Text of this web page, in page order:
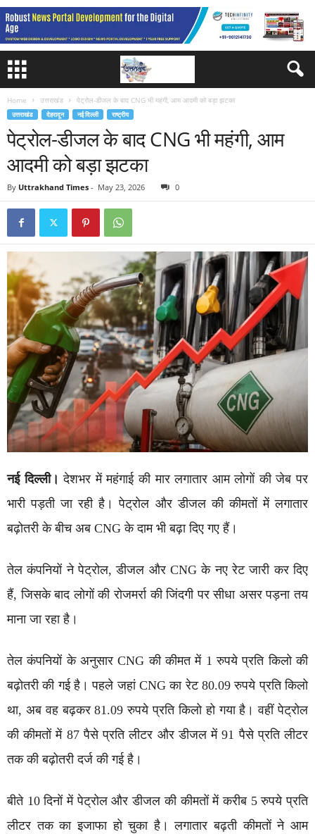
Home उत्तराखंड पेट्रोल-डीजल के बाद CNG भी महंगी, आम आदमी को बड़ा झटका
उत्तराखंड देहरादून नई दिल्ली राष्ट्रीय
पेट्रोल-डीजल के बाद CNG भी महंगी, आम
आदमी को बड़ा झटका
By Uttrakhand Times - May 23, 2026 0
नई दिल्ली। देशभर में महंगाई की मार लगातार आम लोगों की जेब पर
भारी पड़ती जा रही है। पेट्रोल और डीजल की कीमतों में लगातार
बढ़ोतरी के बीच अब CNG के दाम भी बढ़ा दिए गए हैं।
तेल कंपनियों ने पेट्रोल, डीजल और CNG के नए रेट जारी कर दिए
हैं, जिसके बाद लोगों की रोजमर्रा की जिंदगी पर सीधा असर पड़ना तय
माना जा रहा है।
तेल कंपनियों के अनुसार CNG की कीमत में 1 रुपये प्रति किलो की
बढ़ोतरी की गई है। पहले जहां CNG का रेट 80.09 रुपये प्रति किलो
था, अब वह बढ़कर 81.09 रुपये प्रति किलो हो गया है। वहीं पेट्रोल
की कीमतों में 87 पैसे प्रति लीटर और डीजल में 91 पैसे प्रति लीटर
तक की बढ़ोतरी दर्ज की गई है।
बीते 10 दिनों में पेट्रोल और डीजल की कीमतों में करीब 5 रुपये प्रति
लीटर तक का इजाफा हो चुका है। लगातार बढ़ती कीमतों ने आम